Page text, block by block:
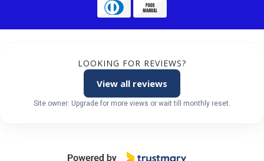
LOOKING FOR REVIEWS?
View all reviews
Site owner: Upgrade for more views or wait till monthly reset.